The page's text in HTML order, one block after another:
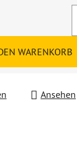
WARENKORB
Ansehen